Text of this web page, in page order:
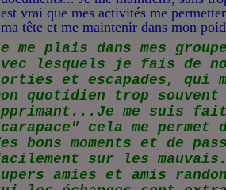
est vrai que mes activités me
ma tête et me maintenir dans mon
me plais dans mes
lesquels je fais de
et escapades, qui
quotidien trop souvent
me suis
cela me
bons moments et de
sur les
amies et amis